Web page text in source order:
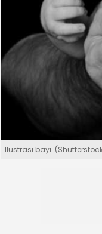
Ilustrasi bayi.